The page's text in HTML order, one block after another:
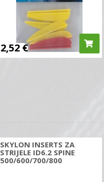
2,52€
SKYLON INSERTS ZA
STRIJELE ID6.2 SPINE
500/600/700/800